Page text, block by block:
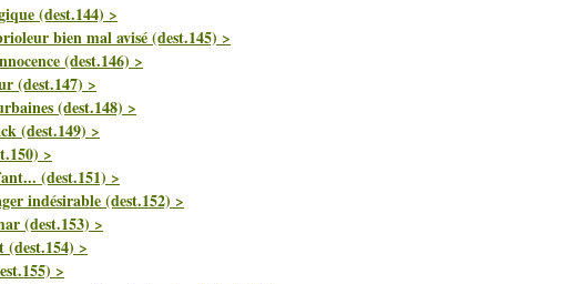
(dest.144) >
bien mal avisé (dest.145) >
(dest.146) >
(dest.147) >
(dest.148) >
(dest.149) >
>
(dest.151) >
indésirable (dest.152) >
(dest.153) >
(dest.154) >
>